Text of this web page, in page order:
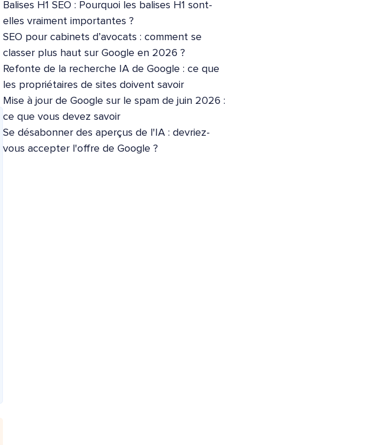
Balises H1 SEO : Pourquoi les balises H1 sont-
elles vraiment importantes ?
SEO pour cabinets d’avocats : comment se
classer plus haut sur Google en 2026 ?
Refonte de la recherche IA de Google : ce que
les propriétaires de sites doivent savoir
Mise à jour de Google sur le spam de juin 2026 :
ce que vous devez savoir
Se désabonner des aperçus de l'IA : devriez-
vous accepter l'offre de Google ?